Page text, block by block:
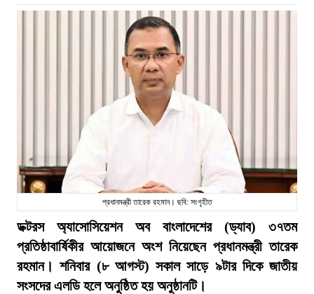
প্রধানমন্ত্রী তারেক রহমান। ছবি: সংগৃহীত
ডক্টরস অ্যাসোসিয়েশন অব বাংলাদেশের (ড্যাব) ৩৭তম
প্রতিষ্ঠাবার্ষিকীর আয়োজনে অংশ নিয়েছেন প্রধানমন্ত্রী তারেক
রহমান। শনিবার (৮ আগস্ট) সকাল সাড়ে ৯টার দিকে জাতীয়
সংসদের এলডি হলে অনুষ্ঠিত হয় অনুষ্ঠানটি।